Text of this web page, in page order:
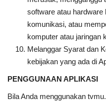
software atau hardware
komunikasi, atau
komputer atau jaringan
Melanggar Syarat dan
kebijakan yang ada di
PENGGUNAAN APLIKASI
Bila Anda menggunakan